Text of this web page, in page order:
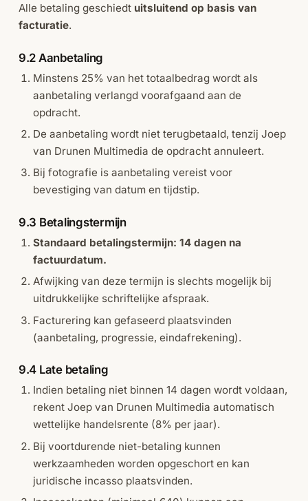
Alle betaling geschiedt uitsluitend op basis van
facturatie.
9.2 Aanbetaling
Minstens 25% van het totaalbedrag wordt als
aanbetaling verlangd voorafgaand aan de
opdracht.
De aanbetaling wordt niet terugbetaald, tenzij Joep
van Drunen Multimedia de opdracht annuleert.
Bij fotografie is aanbetaling vereist voor
bevestiging van datum en tijdstip.
9.3 Betalingstermijn
Standaard betalingstermijn: 14 dagen na
factuurdatum.
Afwijking van deze termijn is slechts mogelijk bij
uitdrukkelijke schriftelijke afspraak.
Facturering kan gefaseerd plaatsvinden
(aanbetaling, progressie, eindafrekening).
9.4 Late betaling
Indien betaling niet binnen 14 dagen wordt voldaan,
rekent Joep van Drunen Multimedia automatisch
wettelijke handelsrente (8% per jaar).
Bij voortdurende niet-betaling kunnen
werkzaamheden worden opgeschort en kan
juridische incasso plaatsvinden.